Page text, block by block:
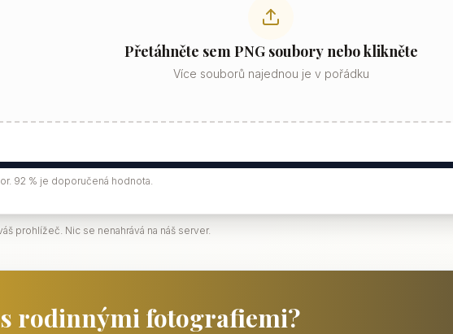
Přetáhněte sem PNG soubory nebo klikněte
Více souborů najednou je v pořádku
92 % je doporučená hodnota.
prohlížeč. Nic se nenahrává na náš server.
rodinnými fotografiemi?